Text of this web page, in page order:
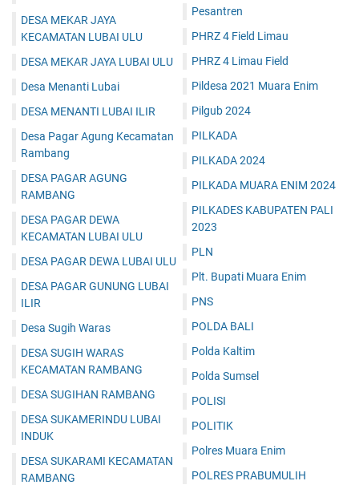
DESA MEKAR JAYA
KECAMATAN LUBAI ULU
DESA MEKAR JAYA LUBAI ULU
Desa Menanti Lubai
DESA MENANTI LUBAI ILIR
Desa Pagar Agung Kecamatan
Rambang
DESA PAGAR AGUNG
RAMBANG
DESA PAGAR DEWA
KECAMATAN LUBAI ULU
DESA PAGAR DEWA LUBAI ULU
DESA PAGAR GUNUNG LUBAI
ILIR
Desa Sugih Waras
DESA SUGIH WARAS
KECAMATAN RAMBANG
DESA SUGIHAN RAMBANG
DESA SUKAMERINDU LUBAI
INDUK
DESA SUKARAMI KECAMATAN
RAMBANG
Pesantren
PHRZ 4 Field Limau
PHRZ 4 Limau Field
Pildesa 2021 Muara Enim
Pilgub 2024
PILKADA
PILKADA 2024
PILKADA MUARA ENIM 2024
PILKADES KABUPATEN PALI
2023
PLN
Plt. Bupati Muara Enim
PNS
POLDA BALI
Polda Kaltim
Polda Sumsel
POLISI
POLITIK
Polres Muara Enim
POLRES PRABUMULIH